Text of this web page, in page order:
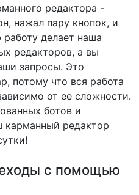
редактора -
нажал пару кнопок, и
делает наша
редакторов, а вы
запросы. Это
потому что вся работа
от ее сложности.
ботов и
карманный редактор
с помощью